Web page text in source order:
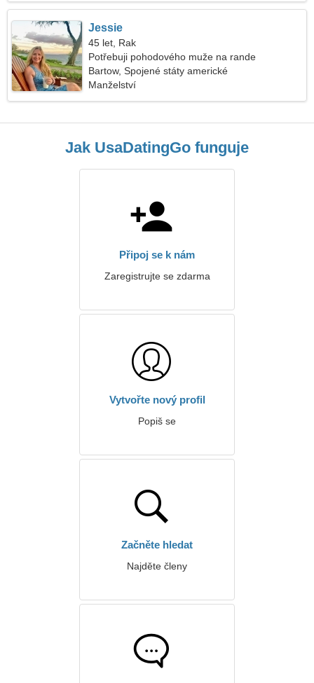
Jessie
45 let, Rak
Potřebuji pohodového muže na rande
Bartow, Spojené státy americké
Manželství
Jak UsaDatingGo funguje
Připoj se k nám
Zaregistrujte se zdarma
Vytvořte nový profil
Popiš se
Začněte hledat
Najděte členy